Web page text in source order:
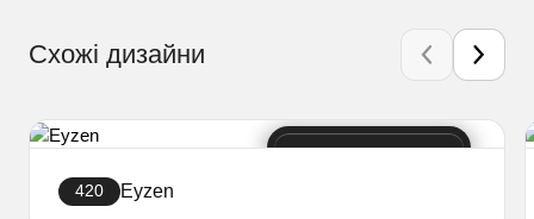
Схожі дизайни
420 Eyzen